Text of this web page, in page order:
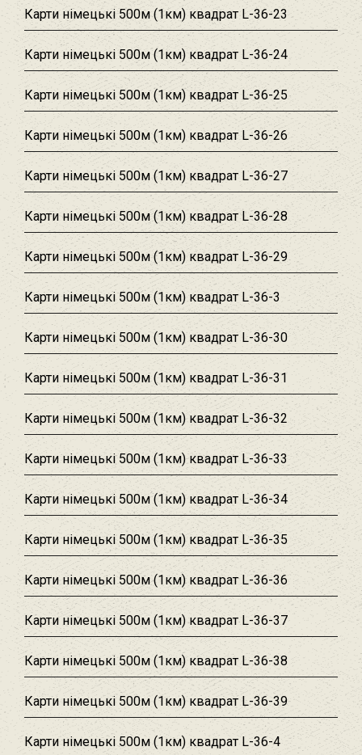
Карти німецькі 500м (1км) квадрат L-36-23
Карти німецькі 500м (1км) квадрат L-36-24
Карти німецькі 500м (1км) квадрат L-36-25
Карти німецькі 500м (1км) квадрат L-36-26
Карти німецькі 500м (1км) квадрат L-36-27
Карти німецькі 500м (1км) квадрат L-36-28
Карти німецькі 500м (1км) квадрат L-36-29
Карти німецькі 500м (1км) квадрат L-36-3
Карти німецькі 500м (1км) квадрат L-36-30
Карти німецькі 500м (1км) квадрат L-36-31
Карти німецькі 500м (1км) квадрат L-36-32
Карти німецькі 500м (1км) квадрат L-36-33
Карти німецькі 500м (1км) квадрат L-36-34
Карти німецькі 500м (1км) квадрат L-36-35
Карти німецькі 500м (1км) квадрат L-36-36
Карти німецькі 500м (1км) квадрат L-36-37
Карти німецькі 500м (1км) квадрат L-36-38
Карти німецькі 500м (1км) квадрат L-36-39
Карти німецькі 500м (1км) квадрат L-36-4